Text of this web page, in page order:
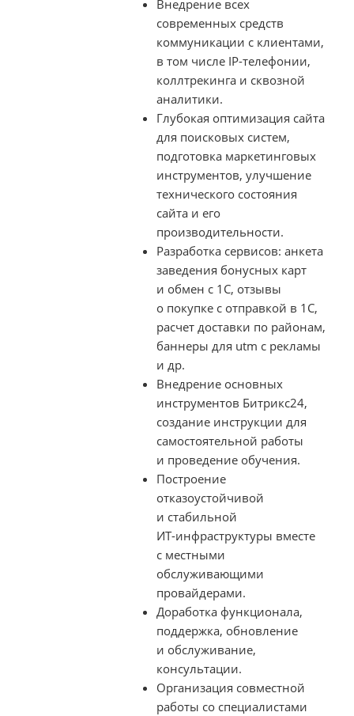
Внедрение всех
современных средств
коммуникации с клиентами,
в том числе IP-телефонии,
коллтрекинга и сквозной
аналитики.
Глубокая оптимизация сайта
для поисковых систем,
подготовка маркетинговых
инструментов, улучшение
технического состояния
сайта и его
производительности.
Разработка сервисов: анкета
заведения бонусных карт
и обмен с 1С, отзывы
о покупке с отправкой в 1С,
расчет доставки по районам,
баннеры для utm с рекламы
и др.
Внедрение основных
инструментов Битрикс24,
создание инструкции для
самостоятельной работы
и проведение обучения.
Построение
отказоустойчивой
и стабильной
ИТ-инфраструктуры вместе
с местными
обслуживающими
провайдерами.
Доработка функционала,
поддержка, обновление
и обслуживание,
консультации.
Организация совместной
работы со специалистами